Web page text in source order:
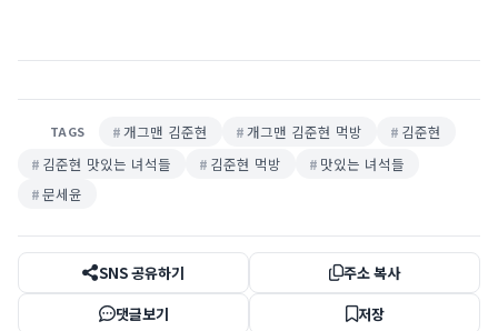
TAGS 개그맨 김준현 개그맨 김준현 먹방
김준현
김준현 맛있는 녀석들
김준현 먹방
맛있는 녀석들
문세윤
SNS 공유하기
주소 복사
댓글보기
저장